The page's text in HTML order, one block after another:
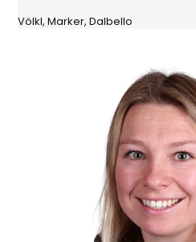
Völkl, Marker, Dalbello